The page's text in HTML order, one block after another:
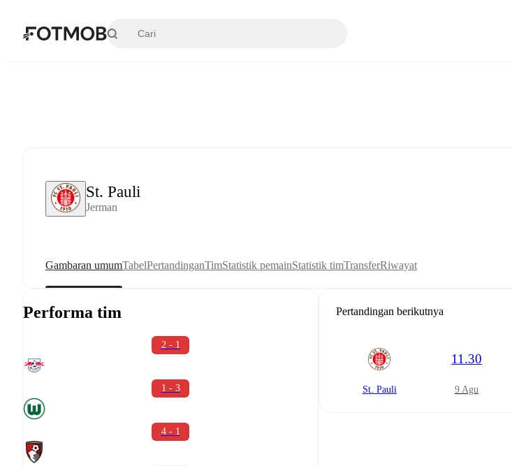
St. Pauli
Jerman
Gambaran umumTabelPertandinganTimStatistik pemainStatistik timTransferRiwayat
Performa tim
2 - 1
1 - 3
4 - 1
Pertandingan berikutnya
St. Pauli
11.30
9 Agu